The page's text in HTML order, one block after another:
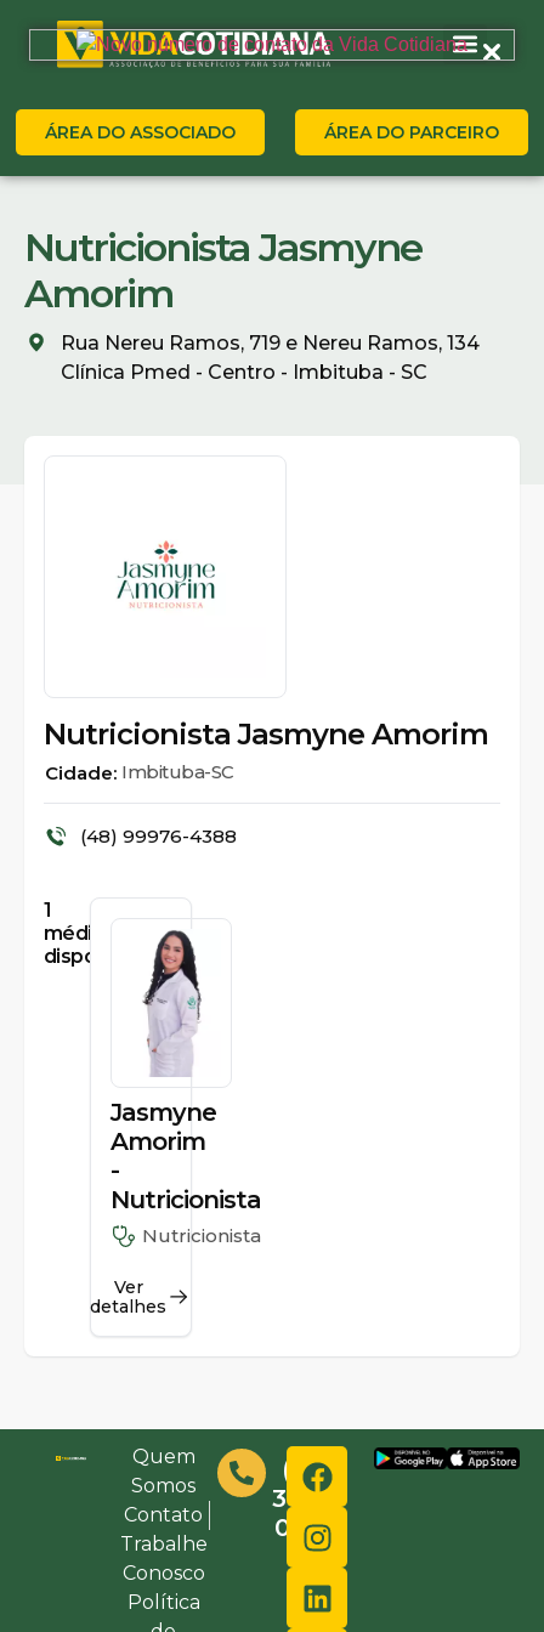
ÁREA DO ASSOCIADO ÁREA DO PARCEIRO
Nutricionista Jasmyne
Amorim
Rua Nereu Ramos, 719 e Nereu Ramos, 134
Clínica Pmed - Centro - Imbituba - SC
Nutricionista Jasmyne Amorim
Cidade: Imbituba-SC
(48) 99976-4388
1
médicos
disponíveis
Jasmyne
Amorim
-
Nutricionista
Nutricionista
Ver
detalhes
Quem
Somos
Contato
Trabalhe
Conosco
Política
(48)
3632-
0000